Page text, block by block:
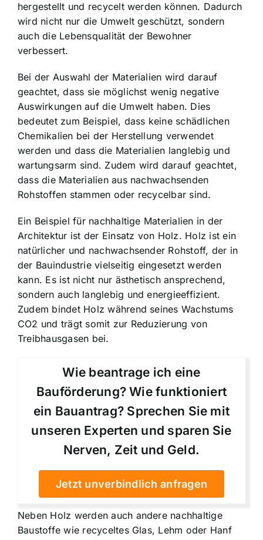
hergestellt und recycelt werden können. Dadurch
wird nicht nur die Umwelt geschützt, sondern
auch die Lebensqualität der Bewohner
verbessert.
Bei der Auswahl der Materialien wird darauf
geachtet, dass sie möglichst wenig negative
Auswirkungen auf die Umwelt haben. Dies
bedeutet zum Beispiel, dass keine schädlichen
Chemikalien bei der Herstellung verwendet
werden und dass die Materialien langlebig und
wartungsarm sind. Zudem wird darauf geachtet,
dass die Materialien aus nachwachsenden
Rohstoffen stammen oder recycelbar sind.
Ein Beispiel für nachhaltige Materialien in der
Architektur ist der Einsatz von Holz. Holz ist ein
natürlicher und nachwachsender Rohstoff, der in
der Bauindustrie vielseitig eingesetzt werden
kann. Es ist nicht nur ästhetisch ansprechend,
sondern auch langlebig und energieeffizient.
Zudem bindet Holz während seines Wachstums
CO2 und trägt somit zur Reduzierung von
Treibhausgasen bei.
Wie beantrage ich eine
Bauförderung? Wie funktioniert
ein Bauantrag? Sprechen Sie mit
unseren Experten und sparen Sie
Nerven, Zeit und Geld.
Jetzt unverbindlich anfragen
Neben Holz werden auch andere nachhaltige
Baustoffe wie recyceltes Glas, Lehm oder Hanf